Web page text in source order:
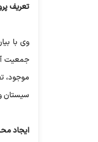
تعریف
موجود،
سیستان
ایجاد